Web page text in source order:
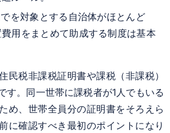
を対象とする自治体がほとんど
用をまとめて助成する制度は基本
民税非課税証明書や課税（非課税）
す。同一世帯に課税者が1人でもいる
め、世帯全員分の証明書をそろえら
に確認すべき最初のポイントになり